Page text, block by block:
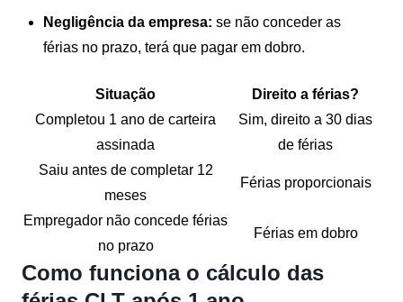
Negligência da empresa: se não conceder as
férias no prazo, terá que pagar em dobro.
Situação
Direito a férias?
Completou 1 ano de carteira
assinada
Sim, direito a 30 dias
de férias
Saiu antes de completar 12
meses
Férias proporcionais
Empregador não concede férias
no prazo
Férias em dobro
Como funciona o cálculo das